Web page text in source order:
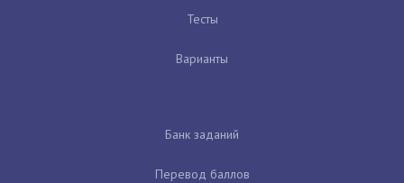
Тесты
Варианты
Банк заданий
Перевод баллов